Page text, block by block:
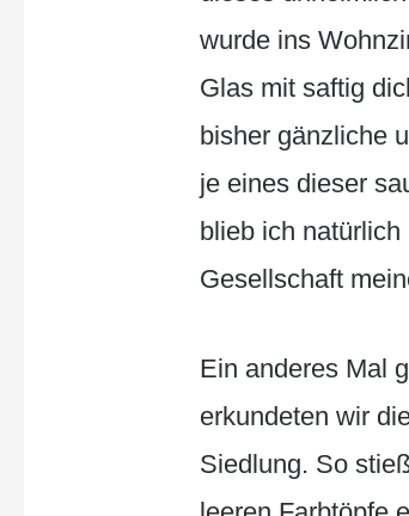
wurde ins
Glas mit saftig
bisher gänzliche
je eines dieser
blieb ich
Gesellschaft
Ein anderes Mal
erkundeten wir
Siedlung. So